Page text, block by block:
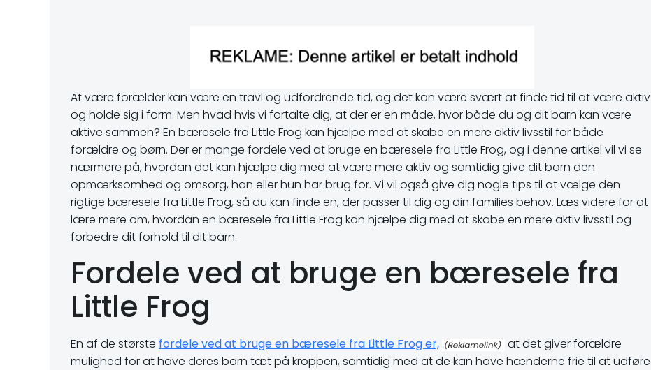
At være forælder kan være en travl og udfordrende tid, og det kan være svært at finde tid til at være aktiv
og holde sig i form. Men hvad hvis vi fortalte dig, at der er en måde, hvor både du og dit barn kan være
aktive sammen? En bæresele fra Little Frog kan hjælpe med at skabe en mere aktiv livsstil for både
forældre og børn. Der er mange fordele ved at bruge en bæresele fra Little Frog, og i denne artikel vil vi se
nærmere på, hvordan det kan hjælpe dig med at være mere aktiv og samtidig give dit barn den
opmærksomhed og omsorg, han eller hun har brug for. Vi vil også give dig nogle tips til at vælge den
rigtige bæresele fra Little Frog, så du kan finde en, der passer til dig og din families behov. Læs videre for at
lære mere om, hvordan en bæresele fra Little Frog kan hjælpe dig med at skabe en mere aktiv livsstil og
forbedre dit forhold til dit barn.
Fordele ved at bruge en bæresele fra
Little Frog
En af de største fordele ved at bruge en bæresele fra Little Frog er,
at det giver forældre
mulighed for at have deres barn tæt på kroppen, samtidig med at de kan have hænderne frie til at udføre